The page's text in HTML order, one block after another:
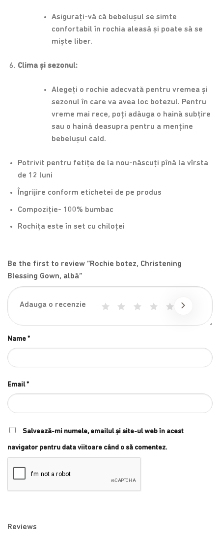
Asigurați-vă că bebelușul se simte
confortabil în rochia aleasă și poate să se
miște liber.
Clima și sezonul:
Alegeți o rochie adecvată pentru vremea și
sezonul în care va avea loc botezul. Pentru
vreme mai rece, poți adăuga o haină subțire
sau o haină deasupra pentru a menține
bebelușul cald.
Potrivit pentru fetițe de la nou-născuți pînă la vîrsta
de 12 luni
Îngrijire conform etichetei de pe produs
Compoziție- 100% bumbac
Rochița este în set cu chiloței
Be the first to review “Rochie botez, Christening
Blessing Gown, albă”
Name *
Email*
Salvează-mi numele, emailul și site-ul web în acest
navigator pentru data viitoare când o să comentez.
Reviews